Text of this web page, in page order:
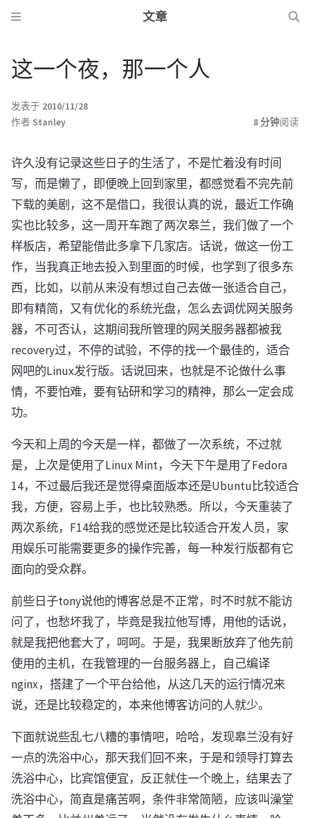
文章
这一个夜，那一个人
发表于 2010/11/28
作者 Stanley 8 分钟阅读
许久没有记录这些日子的生活了，不是忙着没有时间
写，而是懒了，即便晚上回到家里，都感觉看不完先前
下载的美剧，这不是借口，我很认真的说，最近工作确
实也比较多，这一周开车跑了两次皋兰，我们做了一个
样板店，希望能借此多拿下几家店。话说，做这一份工
作，当我真正地去投入到里面的时候，也学到了很多东
西，比如，以前从来没有想过自己去做一张适合自己，
即有精简，又有优化的系统光盘，怎么去调优网关服务
器，不可否认，这期间我所管理的网关服务器都被我
recovery过，不停的试验，不停的找一个最佳的，适合
网吧的Linux发行版。话说回来，也就是不论做什么事
情，不要怕难，要有钻研和学习的精神，那么一定会成
功。
今天和上周的今天是一样，都做了一次系统，不过就
是，上次是使用了Linux Mint，今天下午是用了Fedora
14，不过最后我还是觉得桌面版本还是Ubuntu比较适合
我，方便，容易上手，也比较熟悉。所以，今天重装了
两次系统，F14给我的感觉还是比较适合开发人员，家
用娱乐可能需要更多的操作完善，每一种发行版都有它
面向的受众群。
前些日子tony说他的博客总是不正常，时不时就不能访
问了，也愁坏我了，毕竟是我拉他写博，用他的话说，
就是我把他套大了，呵呵。于是，我果断放弃了他先前
使用的主机，在我管理的一台服务器上，自己编译
nginx，搭建了一个平台给他，从这几天的运行情况来
说，还是比较稳定的，本来他博客访问的人就少。
下面就说些乱七八糟的事情吧，哈哈，发现皋兰没有好
一点的洗浴中心，那天我们回不来，于是和领导打算去
洗浴中心，比宾馆便宜，反正就住一个晚上，结果去了
洗浴中心，简直是痛苦啊，条件非常简陋，应该叫澡堂